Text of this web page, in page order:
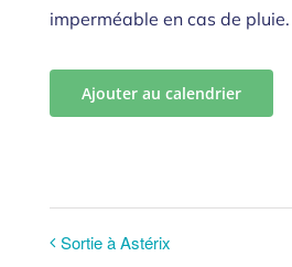
imperméable en cas de pluie.
Ajouter au calendrier
Sortie à Astérix